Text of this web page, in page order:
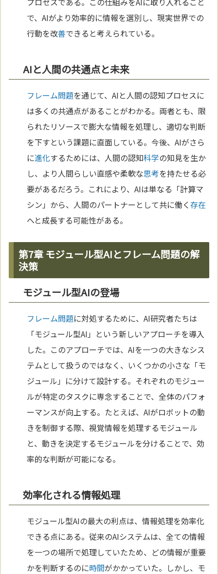
で、AIがより効率的に情報を選別し、現実世界での
行動を改善できると考えられている。
AIと人間の共通点と未来
フレーム問題を通じて、AIと人間の認知プロセスに
は多くの共通点があることがわかる。両者とも、限
られたリソースで膨大な情報を処理し、適切な判断
を下すという課題に直面している。今後、AIがさら
に進化するためには、人間の認知科学の知見を生か
し、より人間らしい直感や柔軟な思考を持たせる必
要があるだろう。これにより、AIは単なる「計算マ
シン」から、人間のパートナーとして共に働く存在
へと成長する可能性がある。
第7章 モジュール型AIとフレーム問題の解
決策
モジュール型AIの登場
フレーム問題に対処するために、AI研究者たちは
「モジュール型AI」という新しいアプローチを導入
した。このアプローチでは、AIを一つの大きなシス
テムとして扱うのではなく、いくつかの小さな「モ
ジュール」に分けて設計する。それぞれのモジュー
ルが特定のタスクに専念することで、全体のパフォ
ーマンスが向上する。たとえば、AIがロボットの動
きを制御する際、視覚情報を処理するモジュール
と、動きを決定するモジュールを分けることで、効
率的な判断が可能になる。
効率化される情報処理
モジュール型AIの最大の利点は、情報処理を効率化
できる点にある。従来のAIシステムは、全ての情報
を一つの場所で処理していたため、どの情報が重要
かを判断するのに時間がかかっていた。しかし、モ